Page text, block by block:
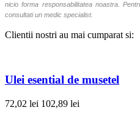
nicio forma responsabilitatea noastra.
consultati un medic specialist.
Clientii nostri au mai cumparat si:
Ulei esential de musetel
72,02 lei 102,89 lei